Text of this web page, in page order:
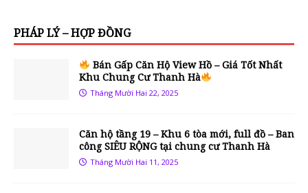
PHÁP LÝ – HỢP ĐỒNG
Bán Gấp Căn Hộ View Hồ – Giá Tốt Nhất
Khu Chung Cư Thanh Hà
Tháng Mười Hai 22, 2025
Căn hộ tầng 19 – Khu 6 tòa mới, full đồ – Ban
công SIÊU RỘNG tại chung cư Thanh Hà
Tháng Mười Hai 11, 2025